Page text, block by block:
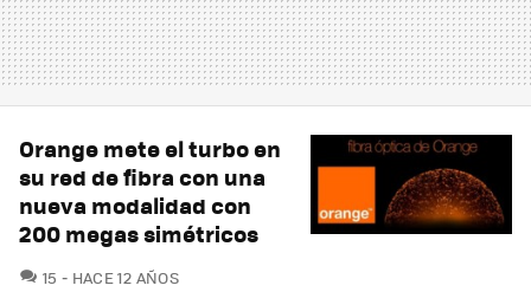
Orange mete el turbo en
su red de fibra con una
nueva modalidad con
200 megas simétricos
15 COMENTARIOS
HACE 12 AÑOS